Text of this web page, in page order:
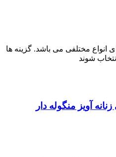
انواع مختلفی می باشد. گزینه ها
شوند